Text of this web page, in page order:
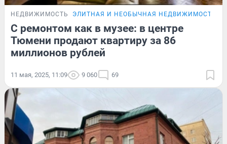
НЕДВИЖИМОСТЬ ЭЛИТНАЯ И НЕОБЫЧНАЯ НЕДВИЖИМОСТЬ
С ремонтом как в музее: в центре
Тюмени продают квартиру за 86
миллионов рублей
11 мая, 2025, 11:09 9 060 69